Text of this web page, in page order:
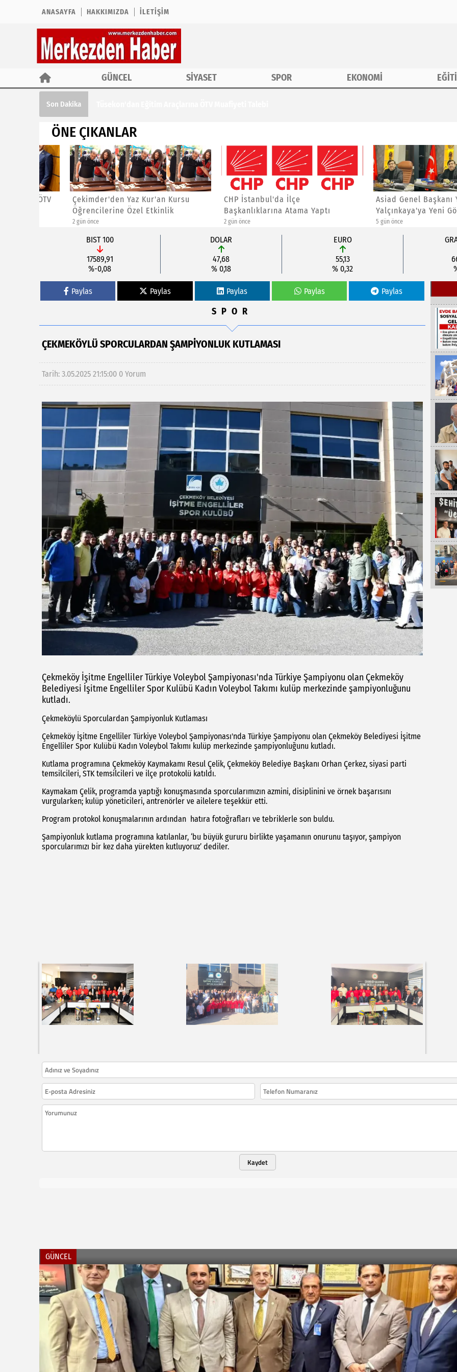
ANASAYFA HAKKIMIZDA İLETIŞIM
GÜNCEL SİYASET SPOR EKONOMİ
Son Dakika
ÖNE ÇIKANLAR
Çekimder'den Yaz Kur'an Kursu
Öğrencilerine Özel Etkinlik
2 gün önce
CHP İstanbul'da İlçe
Başkanlıklarına Atama Yaptı
2 gün önce
Asiad Genel Başkanı Yücel
Yalçınkaya'ya Yeni Görev
5 gün önce
BIST 100
17589,91
%-0,08
DOLAR
47,68
% 0,18
EURO
55,13
% 0,32
Paylas Paylas Paylas Paylas Paylas
SPOR
ÇEKMEKÖYLÜ SPORCULARDAN ŞAMPIYONLUK KUTLAMASI
Tarih: 3.05.2025 21:15:00 0 Yorum
Çekmeköy İşitme Engelliler Türkiye Voleybol Şampiyonası'nda Türkiye Şampiyonu olan Çekmeköy
Belediyesi İşitme Engelliler Spor Kulübü Kadın Voleybol Takımı kulüp merkezinde şampiyonluğunu
kutladı.
Çekmeköylü Sporculardan Şampiyonluk Kutlaması
Çekmeköy İşitme Engelliler Türkiye Voleybol Şampiyonası'nda Türkiye Şampiyonu olan Çekmeköy Belediyesi İşitme
Engelliler Spor Kulübü Kadın Voleybol Takımı kulüp merkezinde şampiyonluğunu kutladı.
Kutlama programına Çekmeköy Kaymakamı Resul Çelik, Çekmeköy Belediye Başkanı Orhan Çerkez, siyasi parti
temsilcileri, STK temsilcileri ve ilçe protokolü katıldı.
Kaymakam Çelik, programda yaptığı konuşmasında sporcularımızın azmini, disiplinini ve örnek başarısını
vurgularken; kulüp yöneticileri, antrenörler ve ailelere teşekkür etti.
Program protokol konuşmalarının ardından hatıra fotoğrafları ve tebriklerle son buldu.
Şampiyonluk kutlama programına katılanlar, ‘bu büyük gururu birlikte yaşamanın onurunu taşıyor, şampiyon
sporcularımızı bir kez daha yürekten kutluyoruz’ dediler.
Kaydet
GÜNCEL